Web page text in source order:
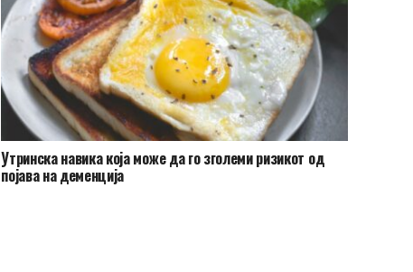
Утринска навика која може да го зголеми ризикот од
појава на деменција